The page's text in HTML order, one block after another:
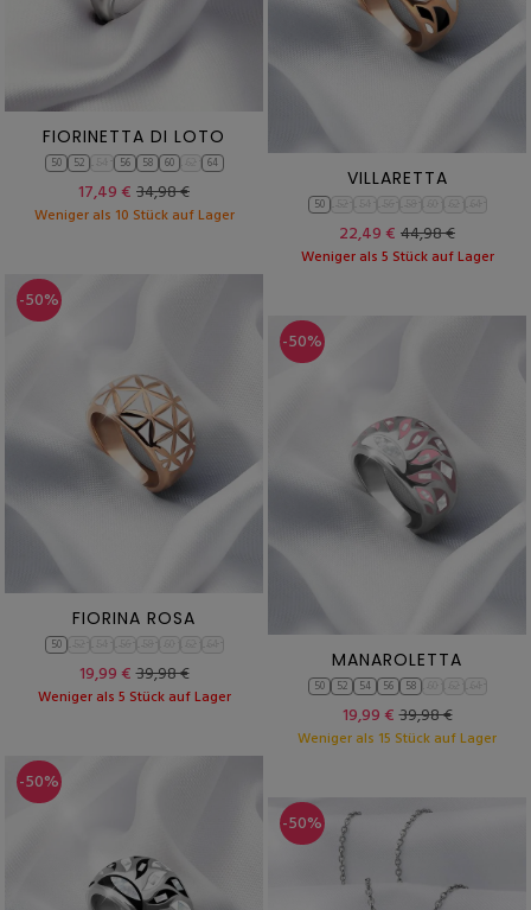
FIORINETTA DI LOTO
50 52 56 58 60 64
17,49 € 34,98 €
Weniger als 10 Stück auf Lager
VILLARETTA
50
22,49 € 44,98 €
Weniger als 5 Stück auf Lager
-50%
FIORINA ROSA
50
19,99 €39,98 €
Weniger als 5 Stück auf Lager
-50%
MANAROLETTA
50 52 54 56 58
19,99 €39,98 €
Weniger als 15 Stück auf Lager
-50%
-50%